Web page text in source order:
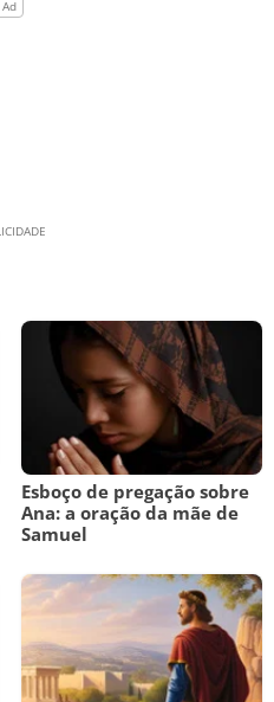
Esboço de pregação sobre
Ana: a oração da mãe de
Samuel